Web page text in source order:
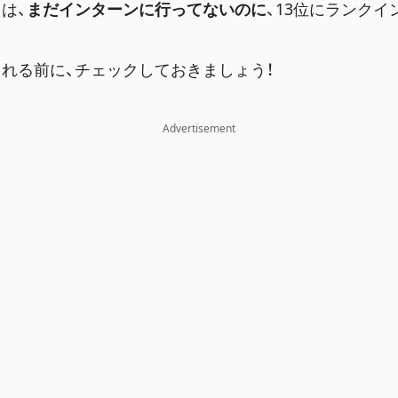
、 まだインターンに行ってないのに、13位にランクイ
る前に、チェックしておきましょう！
Advertisement